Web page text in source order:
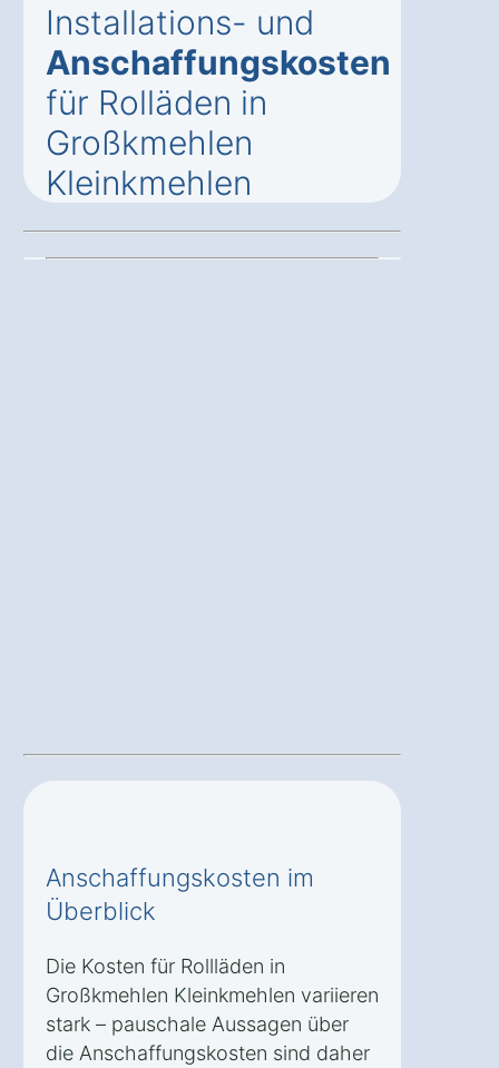
Installations- und
Anschaffungskosten
für Rolläden in
Großkmehlen
Kleinkmehlen
Anschaffungskosten im
Überblick
Die Kosten für Rollläden in
Großkmehlen Kleinkmehlen variieren
stark – pauschale Aussagen über
die Anschaffungskosten sind daher